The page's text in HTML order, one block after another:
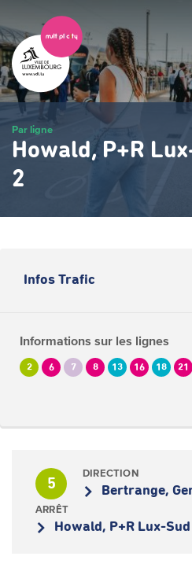
au
contenu
principal
Par ligne
Howald, P+R
2
Infos Trafic
Informations sur les lignes
2 6 7 8 13 16 18 21
5
DIRECTION
Bertrange,
ARRÊT
Howald, P+R Lux-Sud